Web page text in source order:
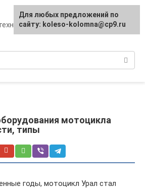
снегоходов,
мотоцикла
типы
годы, мотоцикл Урал стал
Для любых предложений по
сайту: koleso-kolomna@cp9.ru